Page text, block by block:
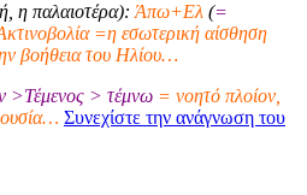
η παλαιοτέρα): Άπω+Ελ (=
=η εσωτερική αίσθηση
βοήθεια του Ηλίου…
> τέμνω = νοητό πλοίον,
Συνεχίστε την ανάγνωση του